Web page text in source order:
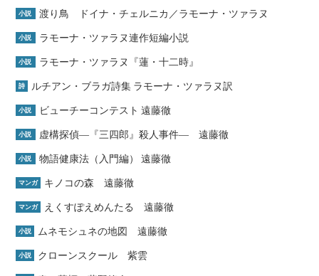
小説 渡り鳥 ドイナ・チェルニカ／ラモーナ・ツァラヌ
小説 ラモーナ・ツァラヌ連作短編小説
小説 ラモーナ・ツァラヌ『蓮・十二時』
詩 ルチアン・ブラガ詩集 ラモーナ・ツァラヌ訳
小説 ビューチーコンテスト 遠藤徹
小説 虚構探偵―『三四郎』殺人事件― 遠藤徹
小説 物語健康法（入門編） 遠藤徹
マンガ キノコの森 遠藤徹
マンガ えくすぽえめんたる 遠藤徹
小説 ムネモシュネの地図 遠藤徹
小説 クローンスクール 紫雲